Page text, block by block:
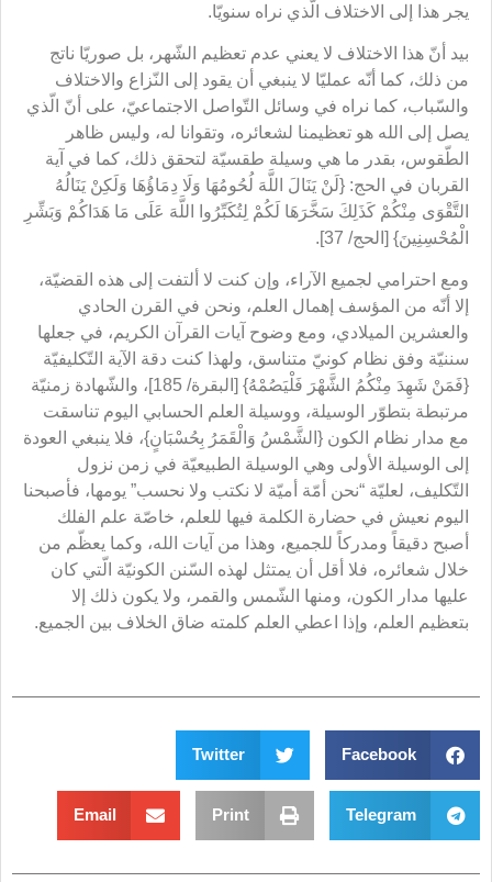
يجر هذا إلى الاختلاف الّذي نراه سنويّا.
بيد أنّ هذا الاختلاف لا يعني عدم تعظيم الشّهر، بل صوريّا ناتج
من ذلك، كما أنّه عمليّا لا ينبغي أن يقود إلى النّزاع والاختلاف
والسّباب، كما نراه في وسائل التّواصل الاجتماعيّ، على أنّ الّذي
يصل إلى الله هو تعظيمنا لشعائره، وتقوانا له، وليس ظاهر
الطّقوس، بقدر ما هي وسيلة طقسيّة لتحقق ذلك، كما في آية
القربان في الحج: {لَنْ يَنَالَ اللَّهَ لُحُومُهَا وَلَا دِمَاؤُهَا وَلَكِنْ يَنَالُهُ
التَّقْوَى مِنْكُمْ كَذَلِكَ سَخَّرَهَا لَكُمْ لِتُكَبِّرُوا اللَّهَ عَلَى مَا هَدَاكُمْ وَبَشِّرِ
الْمُحْسِنِينَ} [الحج/ 37].
ومع احترامي لجميع الآراء، وإن كنت لا ألتفت إلى هذه القضيّة،
إلا أنّه من المؤسف إهمال العلم، ونحن في القرن الحادي
والعشرين الميلادي، ومع وضوح آيات القرآن الكريم، في جعلها
سننيّة وفق نظام كونيّ متناسق، ولهذا كنت دقة الآية التّكليفيّة
{فَمَنْ شَهِدَ مِنْكُمُ الشَّهْرَ فَلْيَصُمْهُ} [البقرة/ 185]، والشّهادة زمنيّة
مرتبطة بتطوّر الوسيلة، ووسيلة العلم الحسابي اليوم تناسقت
مع مدار نظام الكون {الشَّمْسُ وَالْقَمَرُ بِحُسْبَانٍ}، فلا ينبغي العودة
إلى الوسيلة الأولى وهي الوسيلة الطبيعيّة في زمن نزول
التّكليف، لعليّة “نحن أمّة أميّة لا نكتب ولا نحسب” يومها، فأصبحنا
اليوم نعيش في حضارة الكلمة فيها للعلم، خاصّة علم الفلك
أصبح دقيقاً ومدركاً للجميع، وهذا من آيات الله، وكما يعظّم من
خلال شعائره، فلا أقل أن يمتثل لهذه السّنن الكونيّة الّتي كان
عليها مدار الكون، ومنها الشّمس والقمر، ولا يكون ذلك إلا
بتعظيم العلم، وإذا اعطي العلم كلمته ضاق الخلاف بين الجميع.
Facebook
Twitter
Telegram
Print
Email